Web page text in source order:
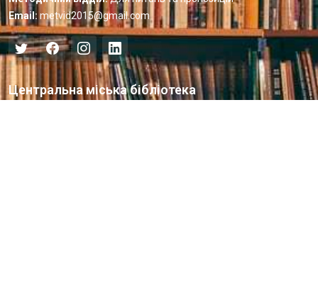
Email: metvid2015@gmail.com
Центральна міська бібліотека